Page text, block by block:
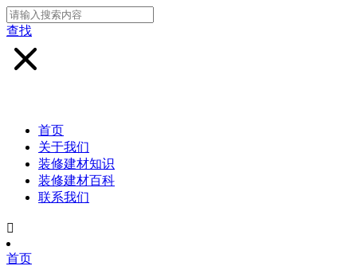
查找
首页
关于我们
装修建材知识
装修建材百科
联系我们

首页